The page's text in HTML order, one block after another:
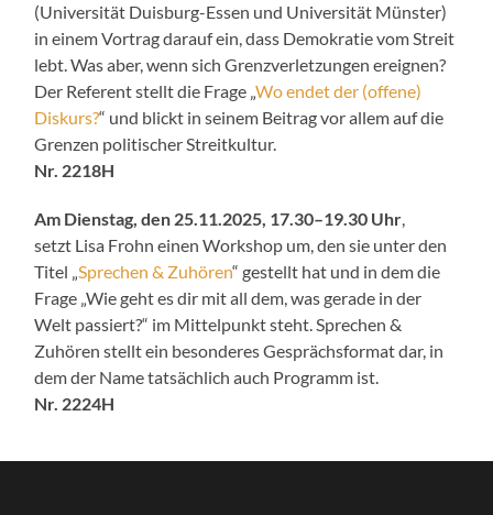
(Universität Duisburg-Essen und Universität Münster)
in einem Vortrag darauf ein, dass Demokratie vom Streit
lebt. Was aber, wenn sich Grenzverletzungen ereignen?
Der Referent stellt die Frage „Wo endet der (offene)
Diskurs?“ und blickt in seinem Beitrag vor allem auf die
Grenzen politischer Streitkultur.
Nr. 2218H
Am Dienstag, den 25.11.2025, 17.30–19.30 Uhr,
setzt Lisa Frohn einen Workshop um, den sie unter den
Titel „Sprechen & Zuhören“ gestellt hat und in dem die
Frage „Wie geht es dir mit all dem, was gerade in der
Welt passiert?“ im Mittelpunkt steht. Sprechen &
Zuhören stellt ein besonderes Gesprächsformat dar, in
dem der Name tatsächlich auch Programm ist.
Nr. 2224H